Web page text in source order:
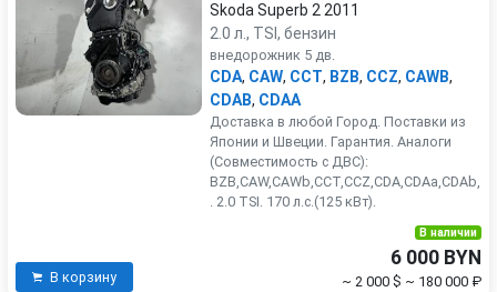
Skoda Superb 2 2011
2.0 л., TSI, бензин
внедорожник 5 дв.
CDA, CAW, CCT, BZB, CCZ, CAWB,
CDAB, CDAA
Доставка в любой Город. Поставки из
Японии и Швеции. Гарантия. Аналоги
(Совместимость с ДВС):
BZB,CAW,CAWb,CCT,CCZ,CDA,CDAa,CDAb,
. 2.0 TSI. 170 л.с.(125 кВт).
В корзину
В наличии
6 000 BYN
~ 2 000 $ ~ 180 000 ₽